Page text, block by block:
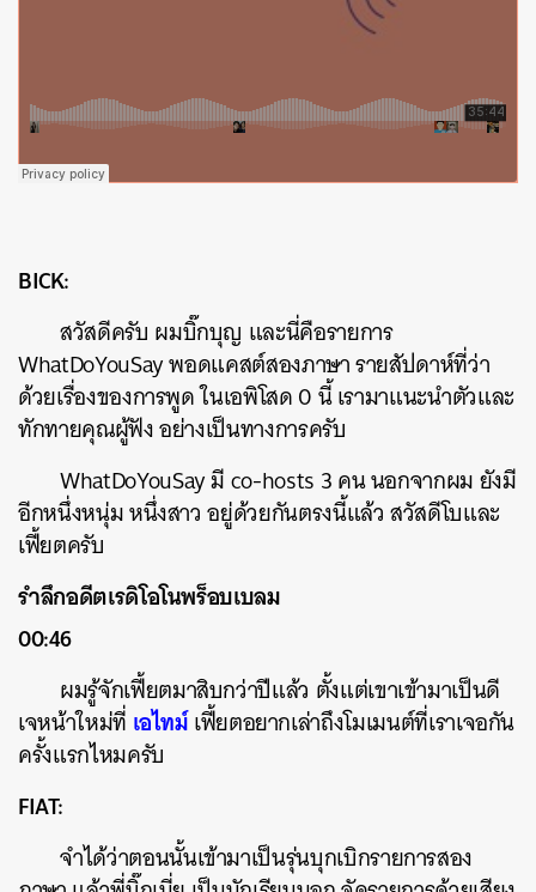
BICK:
สวัสดีครับ ผมบิ๊กบุญ และนี่คือรายการ
WhatDoYouSay พอดแคสต์สองภาษา รายสัปดาห์ที่ว่า
ด้วยเรื่องของการพูด ในเอพิโสด 0 นี้ เรามาแนะนำตัวและ
ทักทายคุณผู้ฟัง อย่างเป็นทางการครับ
WhatDoYouSay มี co-hosts 3 คน นอกจากผม ยังมี
อีกหนึ่งหนุ่ม หนึ่งสาว อยู่ด้วยกันตรงนี้แล้ว สวัสดีโบและ
เฟี้ยตครับ
รำลึกอดีตเรดิโอโนพร็อบเบลม
00:46
ผมรู้จักเฟี้ยตมาสิบกว่าปีแล้ว ตั้งแต่เขาเข้ามาเป็นดี
เจหน้าใหม่ที่ เอไทม์เฟี้ยตอยากเล่าถึงโมเมนต์ที่เราเจอกัน
ครั้งแรกไหมครับ
FIAT:
จำได้ว่าตอนนั้นเข้ามาเป็นรุ่นบุกเบิกรายการสอง